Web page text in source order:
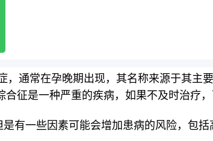
通常在孕晚期出现，其名称来源于其主
合征是一种严重的疾病，如果不及时治疗
有一些因素可能会增加患病的风险，包